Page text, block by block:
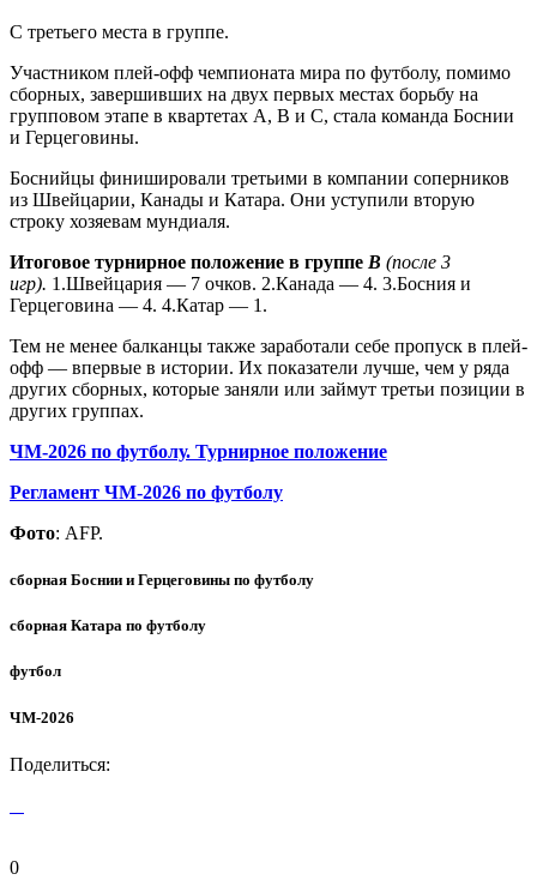
С третьего места в группе.
Участником плей-офф чемпионата мира по футболу, помимо
сборных, завершивших на двух первых местах борьбу на
групповом этапе в квартетах А, В и С, стала команда Боснии
и Герцеговины.
Боснийцы финишировали третьими в компании соперников
из Швейцарии, Канады и Катара. Они уступили вторую
строку хозяевам мундиаля.
Итоговое турнирное положение в группе В (после 3
игр). 1.Швейцария — 7 очков. 2.Канада — 4. 3.Босния и
Герцеговина — 4. 4.Катар — 1.
Тем не менее балканцы также заработали себе пропуск в плей-
офф — впервые в истории. Их показатели лучше, чем у ряда
других сборных, которые заняли или займут третьи позиции в
других группах.
ЧМ-2026 по футболу. Турнирное положение
Регламент ЧМ-2026 по футболу
Фото: AFP.
сборная Боснии и Герцеговины по футболу
сборная Катара по футболу
футбол
ЧМ-2026
Поделиться:
0